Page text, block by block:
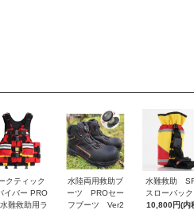
クティック
イバー PRO
難救助用ラ
水陸両用救助ブ
ーツ PROセー
フブーツ Ver2
水難救助
スローバッ
10,800円(内